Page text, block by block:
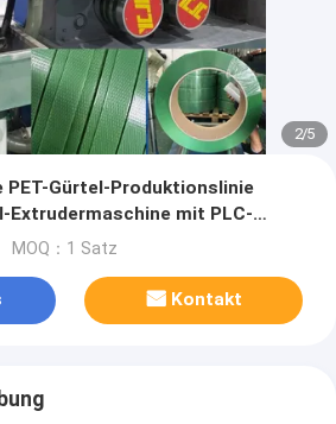
2/5
PET-Gürtel-Produktionslinie
Extrudermaschine mit PLC-
MOQ：1 Satz
Kontakt